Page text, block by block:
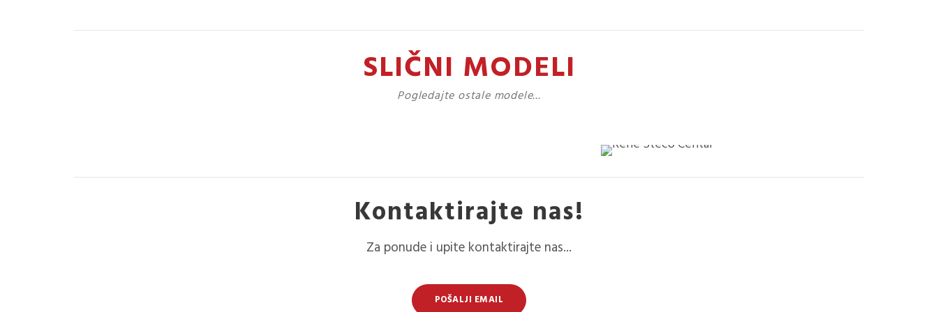
SLIČNI MODELI
Pogledajte ostale modele...
Kontaktirajte nas!
Za ponude i upite kontaktirajte nas...
POŠALJI EMAIL